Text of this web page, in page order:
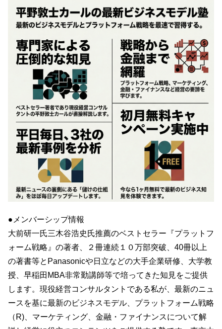
●メンバーシップ情報
大前研一氏三木谷浩史氏推薦のベストセラー『プラットフ
ォーム戦略』の著者、２冊連続１０万部突破、40冊以上
の著書等とPanasonicや日立などの大手企業研修、大学教
授、早稲田MBA非常勤講師等で培ってきた知見をご提供
します。現役経営コンサルタントである私が、最新のニュ
ースを基に最新のビジネスモデル、プラットフォーム戦略
（R)、マーケティング、金融・ファイナンスについて解